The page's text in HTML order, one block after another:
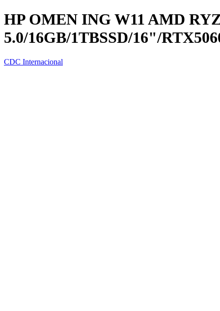
HP OMEN ING W11 AMD
5.0/16GB/1TBSSD/16"/
CDC Internacional